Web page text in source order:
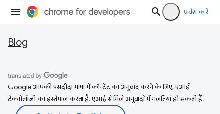
प्रवेश करें
Blog
Google आपकी पसंदीदा भाषा में कॉन्टेंट का अनुवाद करने के लिए, एआई
टेक्नोलॉजी का इस्तेमाल करता है. एआई से मिले अनुवादों में गलतियां हो सकती हैं.